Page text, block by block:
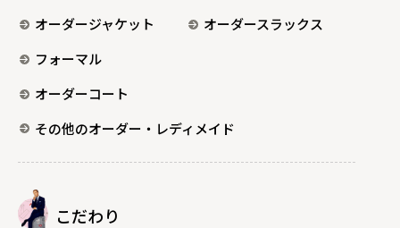
オーダージャケット
オーダースラックス
フォーマル
オーダーコート
その他のオーダー・レディメイド
こだわり